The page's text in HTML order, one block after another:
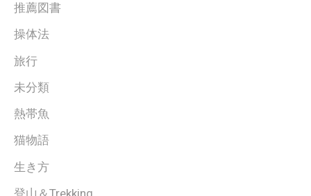
推薦図書
操体法
旅行
未分類
熱帯魚
猫物語
生き方
登山＆Trekking